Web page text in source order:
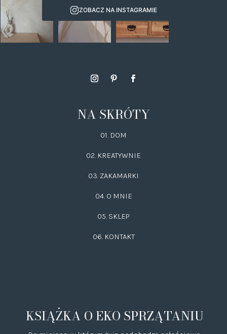
ZOBACZ NA INSTAGRAMIE
NA SKRÓTY
01. DOM
02. KREATYWNIE
03. ZAKAMARKI
04. O MNIE
05. SKLEP
06. KONTAKT
KSIĄŻKA O EKO SPRZĄTANIU